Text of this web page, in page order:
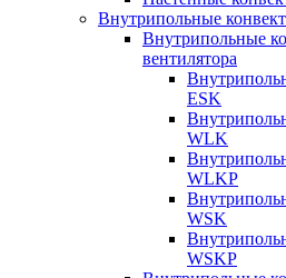
Внутрипольные
Внутрипольные
вентилятора
ESK
WLK
WLKP
WSK
WSKP